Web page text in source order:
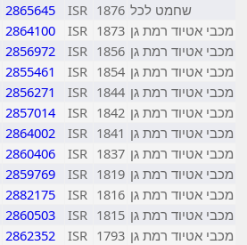
2865645 ISR 1876 שחמט לכל
2864100 ISR 1873 מכבי אטיוד רמת גן
2856972 ISR 1856 מכבי אטיוד רמת גן
2855461 ISR 1854 מכבי אטיוד רמת גן
2856271 ISR 1844 מכבי אטיוד רמת גן
2857014 ISR 1842 מכבי אטיוד רמת גן
2864002 ISR 1841 מכבי אטיוד רמת גן
2860406 ISR 1837 מכבי אטיוד רמת גן
2859769 ISR 1819 מכבי אטיוד רמת גן
2882175 ISR 1816 מכבי אטיוד רמת גן
2860503 ISR 1815 מכבי אטיוד רמת גן
2862352 ISR 1793 מכבי אטיוד רמת גן